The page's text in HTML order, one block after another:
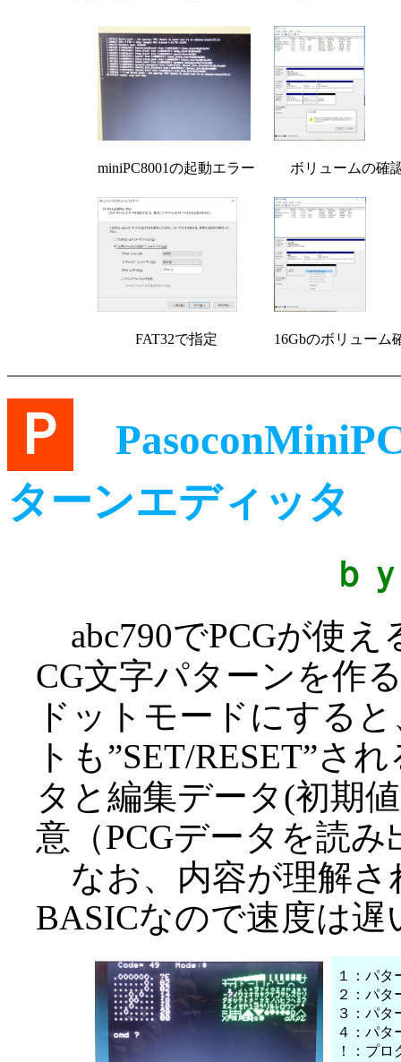
miniPC8001の起動エラー ボリュームの確
FAT32で指定 16Gbのボリューム
Ｐ
ターンエディッタ
ｂ
abc790でPCGが使
CG文字パターンを作
ドットモードにする
トも”SET/RESET”さ
タと編集データ(初期
意（PCGデータを読
なお、内容が理解さ
BASICなので速度は
１：パタ
２：パタ
３：パタ
４：パタ
！：プ